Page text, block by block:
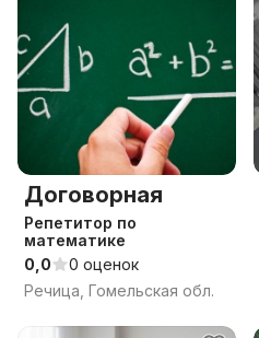
Договорная
Репетитор по
математике
0,0
0 оценок
Речица, Гомельская обл.